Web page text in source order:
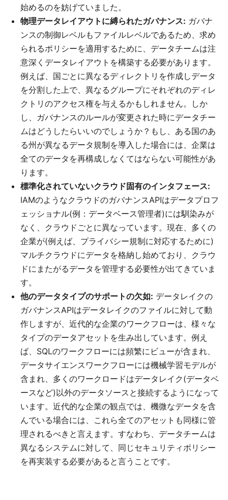
始めるのを妨げていました。
物理データレイアウトに縛られたガバナンス: ガバナ
ンスの制御レベルもファイルレベルであるため、求め
られるポリシーを適用するために、データチームは注
意深くデータレイアウトを構築する必要があります。
例えば、国ごとに異なるディレクトリを作成しデータ
を分割した上で、異なるグループにそれぞれのディレ
クトリのアクセス権を与えるかもしれません。しか
し、ガバナンスのルールが変更された時にデータチー
ムはどうしたらいいのでしょうか？もし、ある国のあ
る州が異なるデータ規制を導入した場合には、企業は
全てのデータを再構成しなくてはならない可能性があ
ります。
標準化されていないクラウド固有のインタフェース:
IAMのようなクラウドのガバナンスAPIはデータプロフ
ェッショナル(例：データベース管理者)には馴染みが
なく、クラウドごとに異なっています。現在、多くの
企業が(例えば、プライバシー規制に対応するために)
マルチクラウドにデータを格納し始めており、クラウ
ドにまたがるデータを管理する必要性が出てきていま
す。
他のデータタイプのサポートの欠如: データレイクの
ガバナンスAPIはデータレイクのファイルに対して動
作しますが、近代的な企業のワークフローは、様々な
タイプのデータアセットを生み出しています。例え
ば、SQLのワークフローには頻繁にビューが含まれ、
データサイエンスワークフローには機械学習モデルが
含まれ、多くのワークロードはデータレイク(データベ
ースなど)以外のデータソースと接続するようになって
います。近代的な企業の観点では、機微なデータを含
んでいる場合には、これら全てのアセットも同様に管
理されるべきと言えます。すなわち、データチームは
異なるシステムに対して、同じセキュリティポリシー
を再実装する必要があると言うことです。